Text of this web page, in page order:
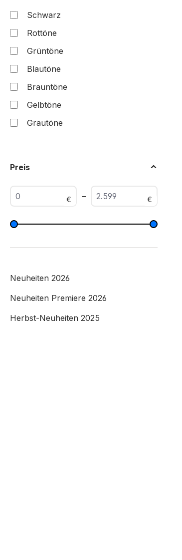
Schwarz
Rottöne
Grüntöne
Blautöne
Brauntöne
Gelbtöne
Grautöne
Preis
€ – €
Neuheiten 2026
Neuheiten Premiere 2026
Herbst-Neuheiten 2025